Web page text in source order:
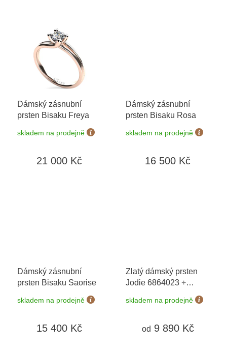
Dámský zásnubní
prsten Bisaku Freya
skladem na prodejně
21 000 Kč
Dámský zásnubní
prsten Bisaku Rosa
skladem na prodejně
16 500 Kč
Dámský zásnubní
prsten Bisaku Saorise
skladem na prodejně
15 400 Kč
Zlatý dámský prsten
Jodie 6864023 +
možnost výměny do 90
dní
skladem na prodejně
od 9 890 Kč